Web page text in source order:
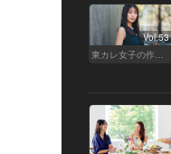
Vol.53
東カレ女子の作り方